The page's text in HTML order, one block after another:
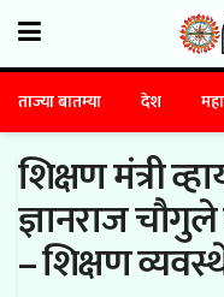
ताज्या बातम्या देश
शिक्षण मंत्री
ज्ञानराज
– शिक्षण